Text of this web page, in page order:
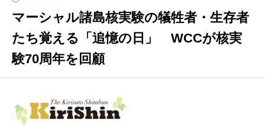
マーシャル諸島核実験の犠牲者・生存者
たち覚える「追憶の日」 WCCが核実
験70周年を回顧